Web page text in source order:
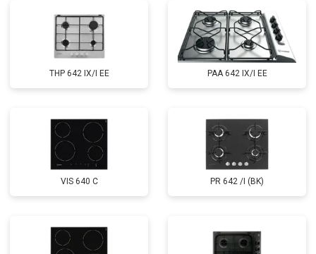
THP 642 IX/I EE PAA 642 IX/I EE
VIS 640 C PR 642 /I (BK)